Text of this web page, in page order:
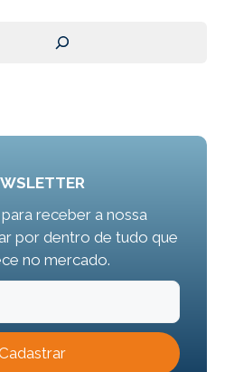
receber a nossa
por dentro de tudo que
no mercado.